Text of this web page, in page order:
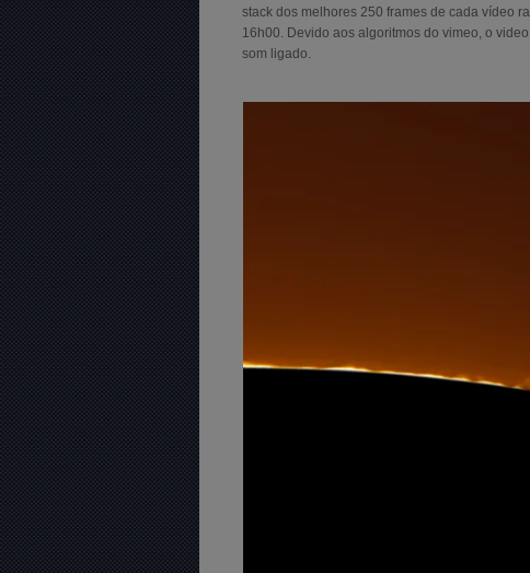
stack dos melhores 250 frames de cada vídeo
16h00. Devido aos algoritmos do vimeo, o
som ligado.